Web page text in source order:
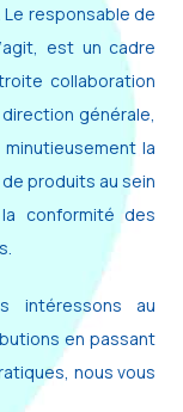
responsable de
est un cadre
collaboration
générale,
la
produits au sein
conformité des
intéressons au
en passant
nous vous